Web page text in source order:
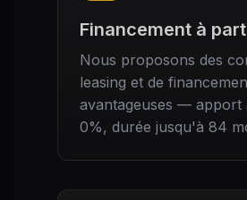
Financement à
Nous proposons des
leasing et de
avantageuses — apport
0%, durée jusqu'à 84